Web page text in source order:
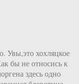
Увы,это хохляцкое
бы не относись к
здесь одно